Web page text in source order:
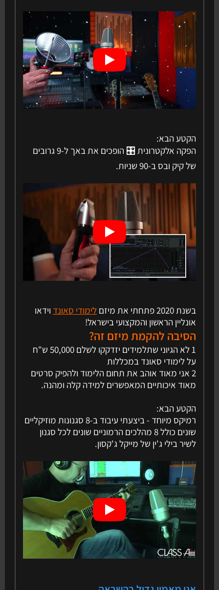
הקטע הבא:
הפקה אלקטרונית 🎛 הופכים את באך ל-9 גרובים
של קיק ובס ב-90 שניות.
בשנת 2020 פתחתי את מיזם לימודי סאונד וידאו
אונליין הראשון והמקצועי בישראל!
הסיבה להקמת מיזם זה?
1 לא הגיוני שתלמידים יזדקקו לשלם 50,000 ש"ח
על לימודי סאונד במכללות
2 אני מאוד אוהב את תחום הלימוד ולהפיק סרטים
מאוד איכותיים המאפשרים למידה קלה ומהנה.
הקטע הבא:
רמיקס מיוחד - ביצעתי עיבוד ב-8 סגנונות מוזיקליים
שונים כולל 8 מהלכים הרמוניים שונים לכל סגנון
לשיר בילי ג'ין של מייקל ג'קסון.